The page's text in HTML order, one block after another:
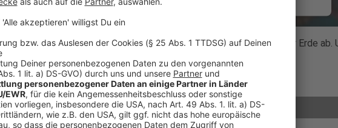
Akzeptieren
powered byUsercentrics Consent Management
Platform
Kreuzfahrt ins Unglück. Die Avenue 5 driftet immer weiter von der Erde ab.
die Stimmung.
Anzeige
©Copyright: HBO / Sky